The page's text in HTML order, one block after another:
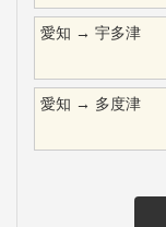
愛知 → 宇多津
愛知 → 多度津